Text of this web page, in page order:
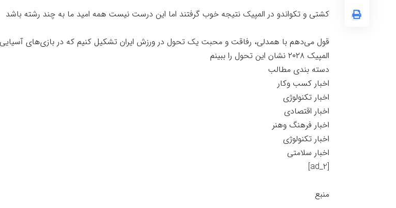
کشتی و تکواندو در المپیک نتیجه خوب گرفتند اما این درست نیست همه امید ما به چند رشته باشد
المپیک ۲۰۲۸ نشان این تحول را ببینم
دسته بندی مطالب
اخبار کسب وکار
اخبار تکنولوژی
اخبار اقتصادی
اخبار فرهنگ وهنر
اخبار تکنولوژی
اخبار سلامتی
[ad_2]
منبع